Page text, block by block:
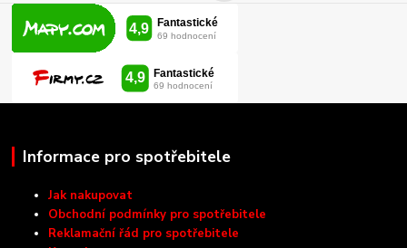
Informace pro spotřebitele
Jak nakupovat
Obchodní podmínky pro spotřebitele
Reklamační řád pro spotřebitele